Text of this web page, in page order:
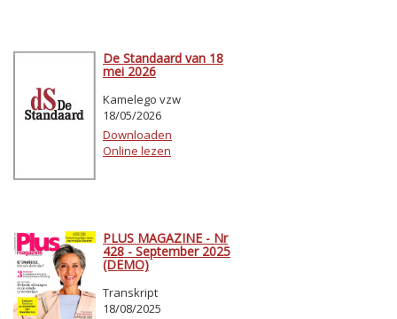
De Standaard van 18
mei 2026
Kamelego vzw
18/05/2026
Downloaden
Online lezen
PLUS MAGAZINE - Nr
428 - September 2025
(DEMO)
Transkript
18/08/2025